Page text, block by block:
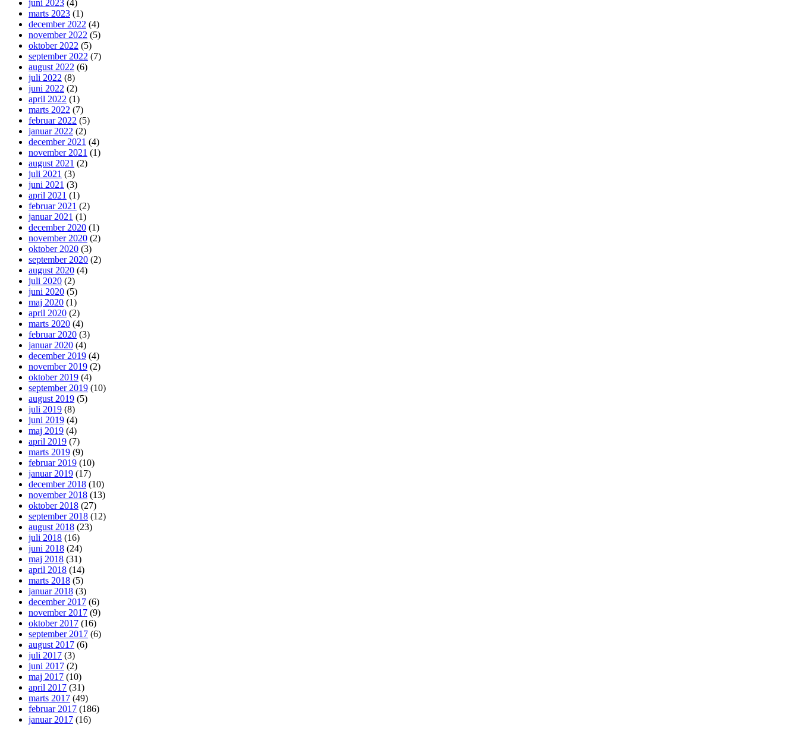
juni 2023 (4)
marts 2023 (1)
december 2022 (4)
november 2022 (5)
oktober 2022 (5)
september 2022 (7)
august 2022 (6)
juli 2022 (8)
juni 2022 (2)
april 2022 (1)
marts 2022 (7)
februar 2022 (5)
januar 2022 (2)
december 2021 (4)
november 2021 (1)
august 2021 (2)
juli 2021 (3)
juni 2021 (3)
april 2021 (1)
februar 2021 (2)
januar 2021 (1)
december 2020 (1)
november 2020 (2)
oktober 2020 (3)
september 2020 (2)
august 2020 (4)
juli 2020 (2)
juni 2020 (5)
maj 2020 (1)
april 2020 (2)
marts 2020 (4)
februar 2020 (3)
januar 2020 (4)
december 2019 (4)
november 2019 (2)
oktober 2019 (4)
september 2019 (10)
august 2019 (5)
juli 2019 (8)
juni 2019 (4)
maj 2019 (4)
april 2019 (7)
marts 2019 (9)
februar 2019 (10)
januar 2019 (17)
december 2018 (10)
november 2018 (13)
oktober 2018 (27)
september 2018 (12)
august 2018 (23)
juli 2018 (16)
juni 2018 (24)
maj 2018 (31)
april 2018 (14)
marts 2018 (5)
januar 2018 (3)
december 2017 (6)
november 2017 (9)
oktober 2017 (16)
september 2017 (6)
august 2017 (6)
juli 2017 (3)
juni 2017 (2)
maj 2017 (10)
april 2017 (31)
marts 2017 (49)
februar 2017 (186)
januar 2017 (16)